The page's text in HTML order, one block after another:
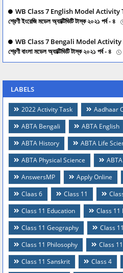
WB Class 7 English Model Activity
শ্রেণী ইংরেজি মডেল অ্যাক্টিভিটি টাস্ক ২০২১ পর্ব - ৪
WB Class 7 Bengali Model Activity
শ্রেণী বাংলা মডেল অ্যাক্টিভিটি টাস্ক ২০২১ পর্ব - ৪
LABELS
2022 Activity Task Aadhaar
ABTA Bengali
ABTA English
ABTA History
ABTA Life
ABTA Physical Science
AnswersMP
Apply Online
Claas 6
Class 11
Class 11 Education
Class 11
Class 11 Geography
Class
Class 11 Philosophy
Class
Class 11 Sanskrit
Class 4